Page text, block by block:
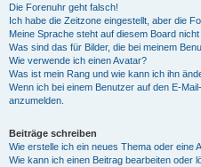
Die Forenuhr geht falsch!
Ich habe die Zeitzone eingestellt, aber die
Meine Sprache steht auf diesem Board
Was sind das für Bilder, die bei meinem
Wie verwende ich einen Avatar?
Was ist mein Rang und wie kann ich ihn
Wenn ich bei einem Benutzer auf den E-
anzumelden.
Beiträge schreiben
Wie erstelle ich ein neues Thema oder eine
Wie kann ich einen Beitrag bearbeiten oder